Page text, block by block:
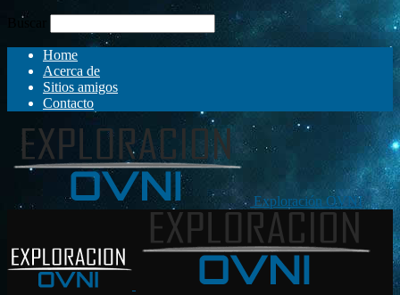
Buscar
Home
Acerca de
Sitios amigos
Contacto
Exploración OVNI